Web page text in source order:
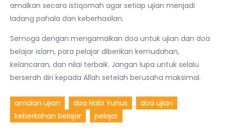
amalkan secara istiqomah agar setiap ujian menjadi
ladang pahala dan keberhasilan.
Semoga dengan mengamalkan doa untuk ujian dan doa
belajar islam, para pelajar diberikan kemudahan,
kelancaran, dan nilai terbaik. Jangan lupa untuk selalu
berserah diri kepada Allah setelah berusaha maksimal.
amalan ujian doa Nabi Yunus
doa ujian
keberkahan belajar
pelajar